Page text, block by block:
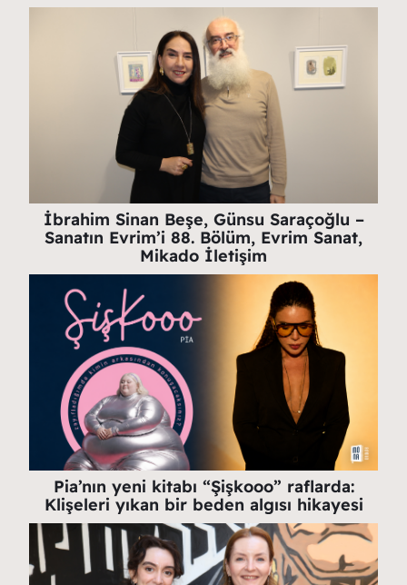
İbrahim Sinan Beşe, Günsu Saraçoğlu –
Sanatın Evrim’i 88. Bölüm, Evrim Sanat,
Mikado İletişim
Pia’nın yeni kitabı “Şişkooo” raflarda:
Klişeleri yıkan bir beden algısı hikayesi